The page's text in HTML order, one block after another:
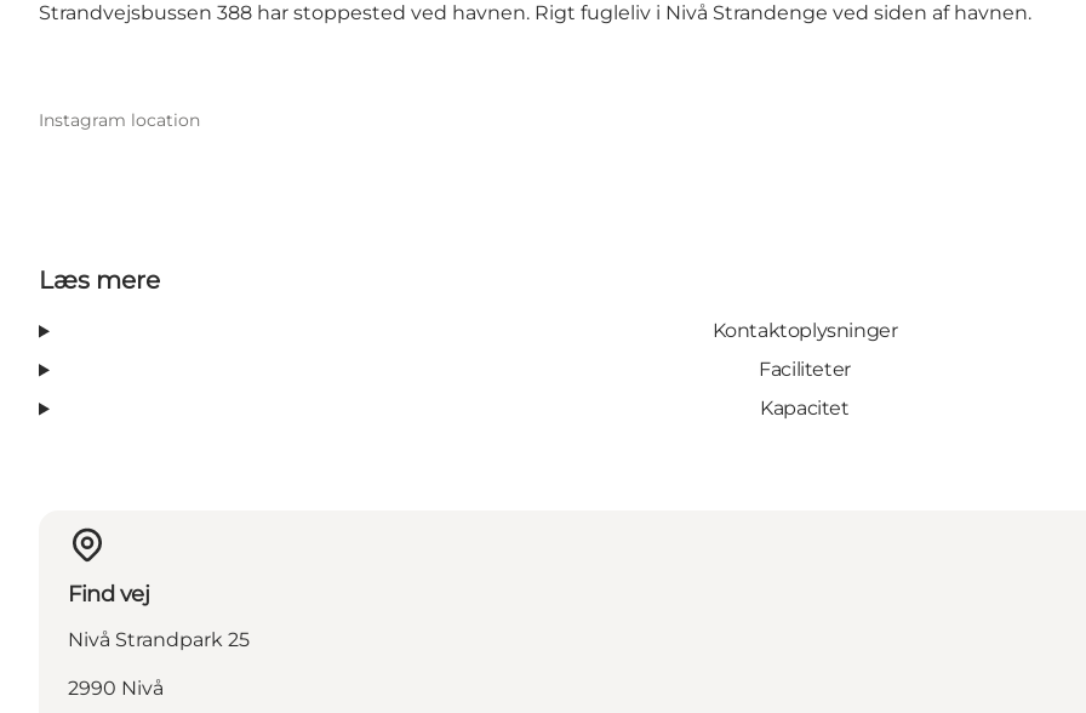
Strandvejsbussen 388 har stoppested ved havnen. Rigt fugleliv i Nivå Strandenge ved siden af havnen.
Instagram location
Læs mere
Kontaktoplysninger
Faciliteter
Kapacitet
Find vej
Nivå Strandpark 25
2990 Nivå